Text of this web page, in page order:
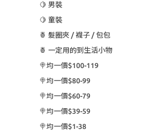
🍋 男裝
🍋 童裝
🍍 髮圈夾 / 襪子 / 包包
🍍 一定用的到生活小物
🍭均一價$100-119
🍭均一價$80-99
🍭均一價$60-79
🍭均一價$39-59
🍭均一價$1-38